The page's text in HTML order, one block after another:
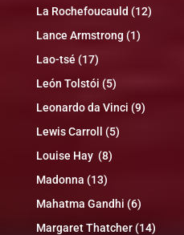
La Rochefoucauld (12)
Lance Armstrong (1)
Lao-tsé (17)
León Tolstói (5)
Leonardo da Vinci (9)
Lewis Carroll
(5)
Louise Hay (8)
Madonna (13)
Mahatma Gandhi (6)
Margaret Thatcher(14)